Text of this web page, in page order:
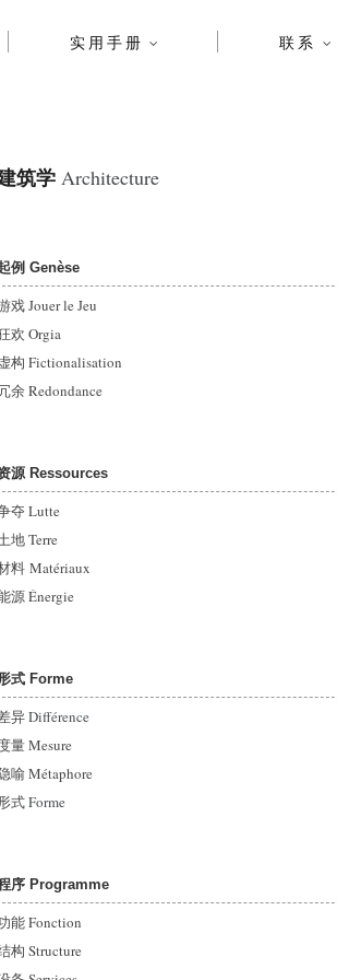
实用手册 联系
筑学 Architecture
例 Genèse
戏 Jouer le Jeu
欢 Orgia
构 Fictionalisation
余 Redondance
源 Ressources
夺 Lutte
地 Terre
料 Matériaux
源Énergie
式 Forme
异Différence
量 Mesure
喻 Métaphore
式Forme
序 Programme
能 Fonction
构 Structure